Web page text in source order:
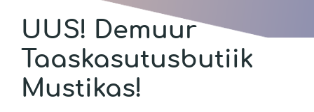
UUS! Demuur
Taaskasutusbutiik
Mustikas!